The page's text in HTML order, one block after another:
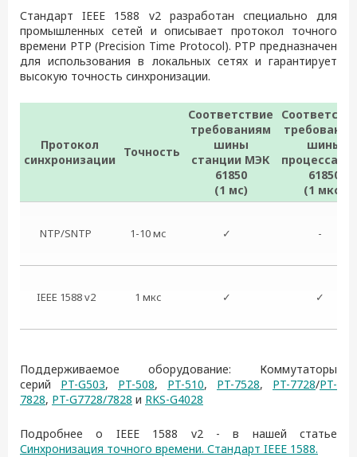
Стандарт IEEE 1588 v2 разработан специально для
промышленных сетей и описывает протокол точного
времени PTP (Precision Time Protocol). PTP предназначен
для использования в локальных сетях и гарантирует
высокую точность синхронизации.
Протокол
синхронизации
Точность
Соответствие
требованиям
шины
станции МЭК
61850
(1 мс)
шины
процесса
61850
(1 мкс)
NTP/SNTP 1-10 мс ✓ -
IEEE 1588 v2 1 мкс ✓ ✓
Поддерживаемое оборудование: Коммутаторы
серий PT-G503, PT-508, PT-510, PT-7528, PT-7728/PT-
7828, PT-G7728/7828 и RKS-G4028
Подробнее о IEEE 1588 v2 - в нашей статье
Синхронизация точного времени. Стандарт IEEE 1588.